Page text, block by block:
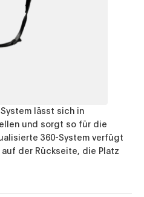
lässt sich in
und sorgt so für die
360-System verfügt
der Rückseite, die Platz